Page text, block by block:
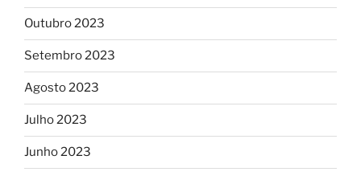
Outubro 2023
Setembro 2023
Agosto 2023
Julho 2023
Junho 2023